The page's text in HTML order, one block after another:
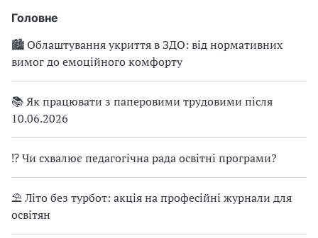
Головне
🏙 Облаштування укриття в ЗДО: від нормативних
вимог до емоційного комфорту
📚 Як працювати з паперовими трудовими після
10.06.2026
⁉ Чи схвалює педагогічна рада освітні програми?
⛱ Літо без турбот: акція на професійні журнали для
освітян